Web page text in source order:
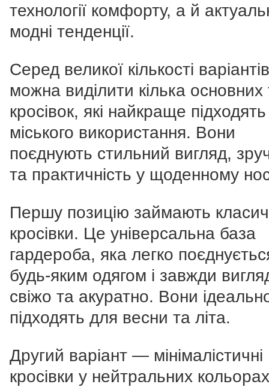
технології комфорту, а й
модні тенденції.
Серед великої кількості варіантів
можна виділити кілька основних
кросівок, які найкраще
міського використання. Вони
поєднують стильний вигляд,
та практичність у щоденному
Першу позицію займають
кросівки. Це універсальна база
гардероба, яка легко
будь-яким одягом і завжди
свіжо та акуратно. Вони
підходять для весни та літа.
Другий варіант — мінімалістичні
кросівки у нейтральних